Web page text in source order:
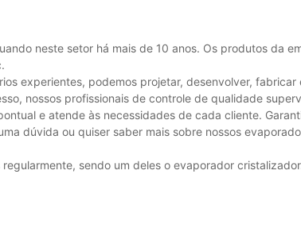
neste setor há mais de 10 anos. Os produtos da
experientes, podemos projetar, desenvolver, fabricar
nossos profissionais de controle de qualidade
e atende às necessidades de cada cliente.
dúvida ou quiser saber mais sobre nossos
sendo um deles o evaporador